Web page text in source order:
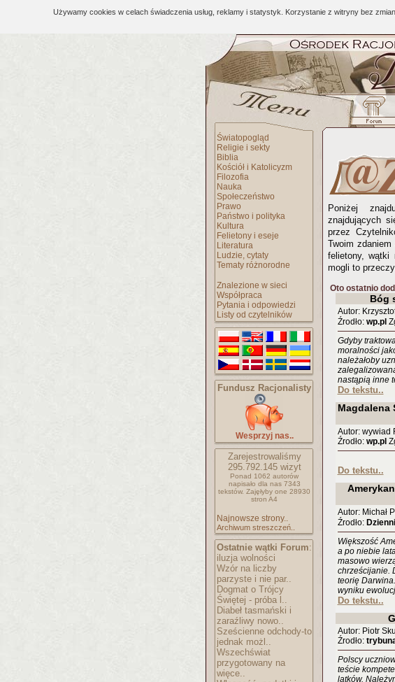
Używamy cookies w celach świadczenia usług, reklamy i statystyk. Korzystanie z witryny bez
Światopogląd
Religie i sekty
Biblia
Kościół i Katolicyzm
Filozofia
Nauka
Społeczeństwo
Prawo
Państwo i polityka
Kultura
Felietony i eseje
Literatura
Ludzie, cytaty
Tematy różnorodne
Znalezione w sieci
Współpraca
Pytania i odpowiedzi
Listy od czytelników
Fundusz Racjonalisty
Wesprzyj nas..
Zarejestrowaliśmy
295.792.145wizyt
Ponad 1062 autorów
napisało dla nas 7343
tekstów. Zajęłyby one 28930
stron A4
Najnowsze strony..
Archiwum streszczeń..
Ostatnie wątki Forum:
iluzja wolności
Wzór na liczby
parzyste i nie par..
Dogmat o Trójcy
Świętej - próba l..
Diabeł tasmański i
zaraźliwy nowo..
Sześcienne odchody-to
jednak możl..
Wszechświat
przygotowany na
więce..
Poniżej
znajdujących
przez
Twoim zdaniem
felietony, wątki
mogli to
Oto ostatnio
Bóg
Autor:
Źrodło: wp.pl
Gdyby
moralności
należałoby
nastąpią inne
Do tekstu..
Magdalena
Autor: wywiad
Źrodło: wp.pl
Do tekstu..
Autor: Michał
Źrodło:
Większość
a po niebie
masowo
chrześcijanie.
teorię
wyniku
Do tekstu..
Autor: Piotr
Źrodło:
Polscy
teście
latków.